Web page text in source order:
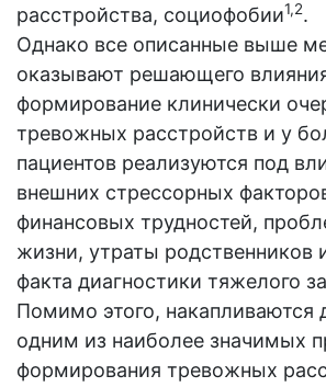
расстройства, социофобии1,2.
Однако все описанные выше
оказывают решающего
формирование клинически
тревожных расстройств и у
пациентов реализуются под
внешних стрессорных
финансовых трудностей,
жизни, утраты родственников
факта диагностики тяжелого
Помимо этого, накапливаются
одним из наиболее значимых
формирования тревожных